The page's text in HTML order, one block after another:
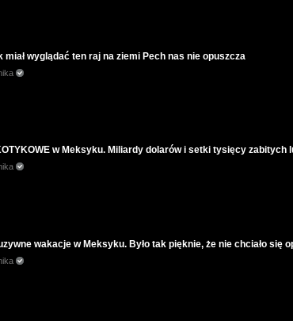
miał wyglądać ten raj na ziemi Pech nas nie opuszcza
w Meksyku. Miliardy dolarów i setki tysięcy zabitych
wakacje w Meksyku. Było tak pięknie, że nie chciało się